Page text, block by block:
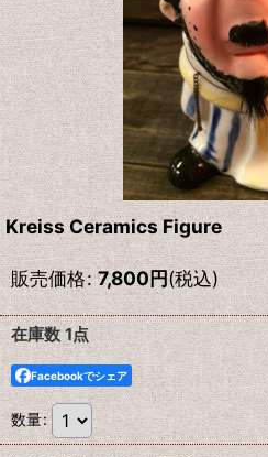
Kreiss Ceramics Figure
販売価格: 7,800円(税込)
在庫数 1点
Facebookでシェア
数量: